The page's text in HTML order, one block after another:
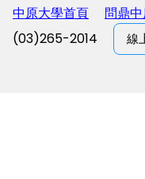
中原大學首頁 問鼎
(03)265-2014
線